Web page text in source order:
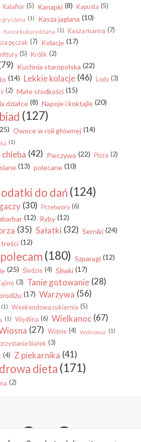
Kalafior (5) Kanapki (8) Kapusta (5)
gryczana (1) Kasza jaglana (10)
Kasza kukurydziana (1) Kasza manna (7)
pęczak (7) Kolacje (17)
(5) Królik (2)
Kuchnia staropolska (22)
(14) Lekkie kolacje (46) Lody (3)
(2) Małe słodkości (15)
działce (8) Napoje i koktajle (20)
(127)
Owoce w roli głównej (14)
(1)
(42) Pieczywo (22) Pizza (2)
(13) polecane (10)
do dań (124)
(30) Przetwory (6)
(12) Ryby (12)
(35) Sałatki (32) Serniki (24)
treści (12)
(180) Szparagi (12)
(25) Śledzie (4) Śliwki (17)
(3) Tanie gotowanie (28)
(17) Warzywa (56)
(1) Weekendowa cukiernia (5)
(1) Wędlina (6) Wielkanoc (67)
(27) Wiśnie (4) Wolnowar (1)
białek (3)
(4) Z piekarnika (41)
dieta (171)
(2)